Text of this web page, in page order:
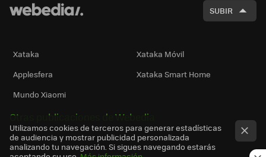
SUBIR
Xataka
Xataka Móvil
Applesfera
Xataka Smart Home
Mundo Xiaomi
Otras publicaciones de Webedia
Utilizamos cookies de terceros para generar estadísticas
de audiencia y mostrar publicidad personalizada
analizando tu navegación. Si sigues navegando estarás